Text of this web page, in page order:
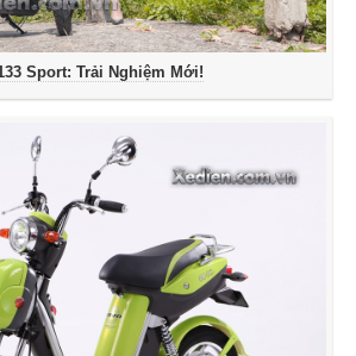
Sport: Trải Nghiệm Mới!